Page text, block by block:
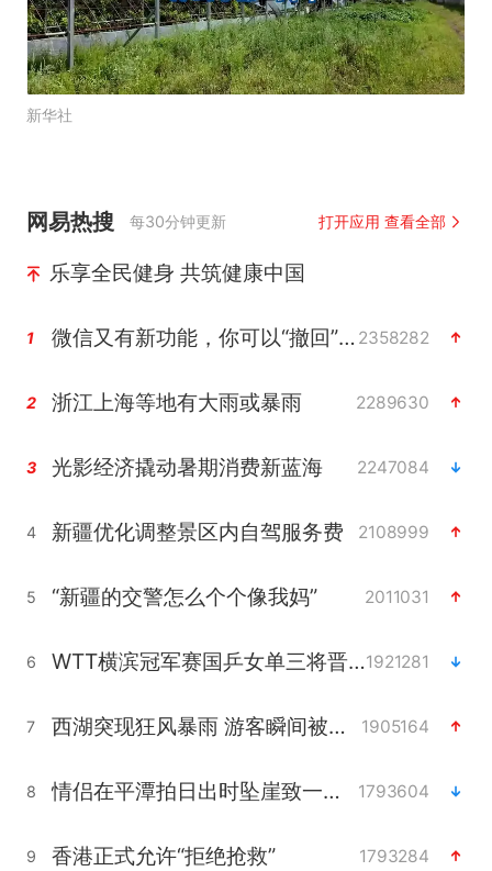
新华社
网易热搜 每30分钟更新 打开应用 查看全部
乐享全民健身 共筑健康中国
1 微信又有新功能，你可以“撤回”你的撤回了！ 2358282
2 浙江上海等地有大雨或暴雨 2289630
3 光影经济撬动暑期消费新蓝海 2247084
4 新疆优化调整景区内自驾服务费 2108999
5 “新疆的交警怎么个个像我妈” 2011031
6 WTT横滨冠军赛国乒女单三将晋级四强1921281
7 西湖突现狂风暴雨 游客瞬间被浇透 1905164
8 情侣在平潭拍日出时坠崖致一死一伤 1793604
9 香港正式允许“拒绝抢救” 1793284